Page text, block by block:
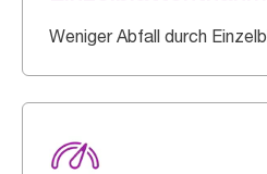
Weniger Abfall durch